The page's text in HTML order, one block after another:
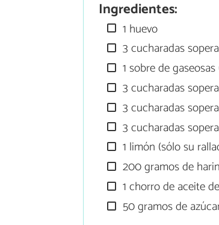
Ingredientes:
1 huevo
3 cucharadas
1 sobre de
3 cucharadas
3 cucharadas
3 cucharadas
1 limón (sólo su
200 gramos de
1 chorro de aceite
50 gramos de